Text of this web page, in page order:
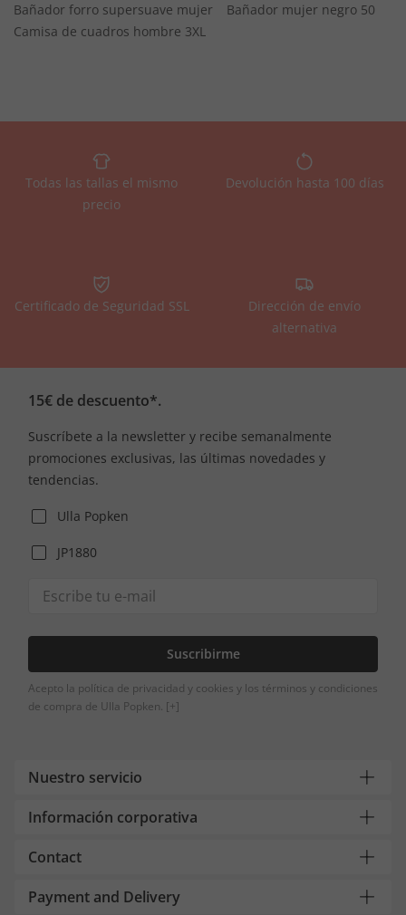
Bañador forro supersuave mujer
Bañador mujer negro 50
Camisa de cuadros hombre 3XL
Todas las tallas el mismo
precio
Devolución hasta 100 días
Certificado de Seguridad SSL
Dirección de envío
alternativa
15€ de descuento*.
Suscríbete a la newsletter y recibe semanalmente
promociones exclusivas, las últimas novedades y
tendencias.
Ulla Popken
JP1880
Suscribirme
Acepto la política de privacidad y cookies y los términos y condiciones
de compra de Ulla Popken. [+]
Nuestro servicio
Información corporativa
Contact
Payment and Delivery